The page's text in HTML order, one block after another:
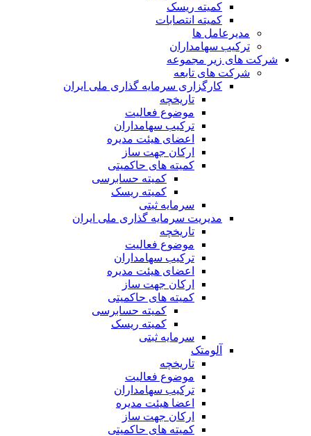
کمیته ریسک
کمیته انتصابات
مدیرعامل ها
ترکیب سهامداران
شرکت های زیر مجموعه
شرکت های تابعه
کارگزاری سرمایه گذاری ملی ایران
تاریخچه
موضوع فعالیت
ترکیب سهامداران
اعضای هیئت مدیره
ارکان جهت ساز
کمیته های حاکمیتی
کمیته حسابرسی
کمیته ریسک
سرمایه ثبتی
مدیریت سرمایه گذاری ملی ایران
تاریخچه
موضوع فعالیت
ترکیب سهامداران
اعضای هیئت مدیره
ارکان جهت ساز
کمیته های حاکمیتی
کمیته حسابرسی
کمیته ریسک
سرمایه ثبتی
آلومتک
تاریخچه
موضوع فعالیت
ترکیب سهامداران
اعضا هیئت مدیره
ارکان جهت ساز
کمیته های حاکمیتی